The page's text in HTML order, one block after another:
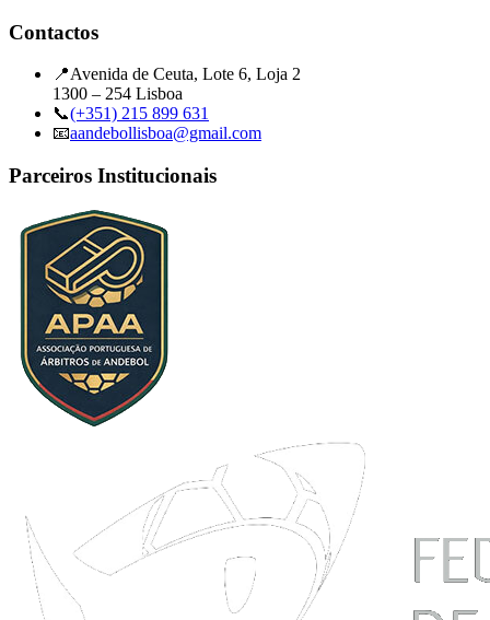
Contactos
📍Avenida de Ceuta, Lote 6, Loja 2
1300 – 254 Lisboa
📞(+351) 215 899 631
📧aandebollisboa@gmail.com
Parceiros Institucionais